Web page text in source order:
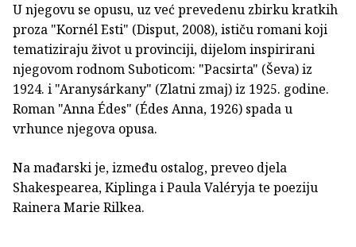
U njegovu se opusu, uz već prevedenu zbirku kratkih
proza "Kornél Esti" (Disput, 2008), ističu romani koji
tematiziraju život u provinciji, dijelom inspirirani
njegovom rodnom Suboticom: "Pacsirta" (Ševa) iz
1924. i "Aranysárkany" (Zlatni zmaj) iz 1925. godine.
Roman "Anna Édes" (Édes Anna, 1926) spada u
vrhunce njegova opusa.
Na mađarski je, između ostalog, preveo djela
Shakespearea, Kiplinga i Paula Valéryja te poeziju
Rainera Marie Rilkea.